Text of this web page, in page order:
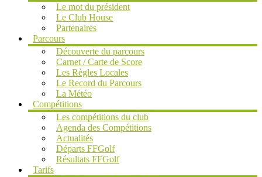
Le mot du président
Le Club House
Partenaires
Parcours
Découverte du parcours
Carnet / Carte de Score
Les Règles Locales
Le Record du Parcours
La Météo
Compétitions
Les compétitions du club
Agenda des Compétitions
Actualités
Départs FFGolf
Résultats FFGolf
Tarifs